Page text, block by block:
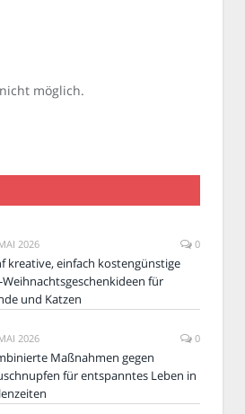
möglich.
2026 0
kreative, einfach kostengünstige
Weihnachtsgeschenkideen für
und Katzen
2026 0
Maßnahmen gegen
für entspanntes Leben in